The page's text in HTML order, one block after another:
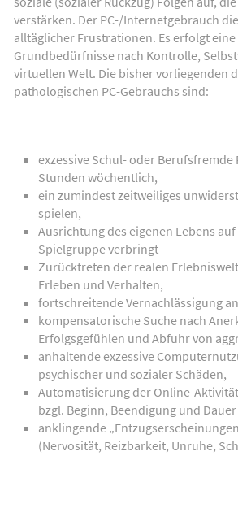
verstärken. Der PC-/Internetgebrauch
alltäglicher Frustrationen. Es erfolgt
Grundbedürfnisse nach Kontrolle,
virtuellen Welt. Die bisher vorliegenden
pathologischen PC-Gebrauchs sind:
exzessive Schul- oder
Stunden wöchentlich,
ein zumindest zeitweiliges
spielen,
Ausrichtung des eigenen Lebens
Spielgruppe verbringt
Zurücktreten der realen
Erleben und Verhalten,
fortschreitende Vernachlässigung
kompensatorische Suche nach
Erfolgsgefühlen und Abfuhr von
anhaltende exzessive
psychischer und sozialer Schäden,
Automatisierung der Online-
bzgl. Beginn, Beendigung und
anklingende
(Nervosität, Reizbarkeit, Unruhe,